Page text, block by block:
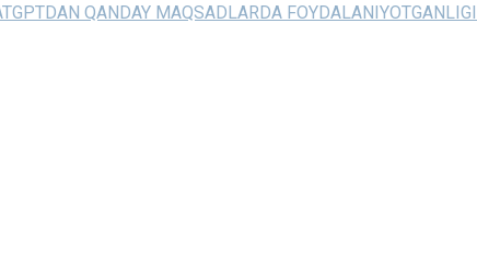
QANDAY MAQSADLARDA